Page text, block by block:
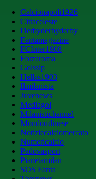
Calcionapoli1926
Cittaceleste
Derbyderbyderby
Fantamagazine
FCInter1908
Forzaroma
Golssip
Hellas1903
Ilmilanista
Juvenews
Mediagol
Milanistichannel
Mondoudinese
Notiziecalciomercato
Numericalcio
Padovasport
Pianetamilan
SOS Fanta